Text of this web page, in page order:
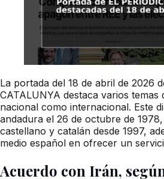
La portada del 18 de abril de 2026
CATALUNYA destaca varios temas
nacional como internacional. Este
andadura el 26 de octubre de
castellano y catalán desde 1997,
medio español en ofrecer un
Acuerdo con Irán,